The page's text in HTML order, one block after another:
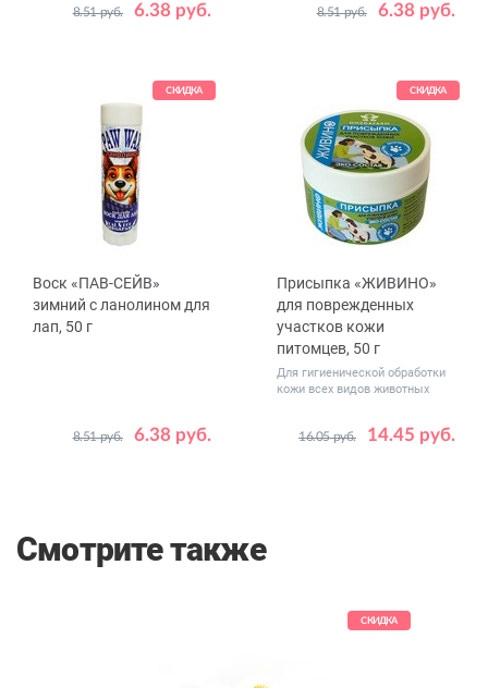
6.38 руб.
8.51 руб. 6.38 руб.
8.51 руб.
СКИДКА
Воск «ПАВ-СЕЙВ»
зимний с ланолином для
лап, 50 г
6.38 руб.
8.51 руб.
СКИДКА
Присыпка «ЖИВИНО»
для поврежденных
участков кожи
питомцев, 50 г
Для гигиенической обработки
кожи всех видов животных
14.45 руб.
16.05 руб.
Смотрите также
СКИДКА